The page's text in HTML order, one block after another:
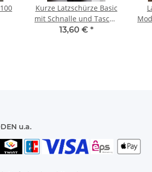
Kurze Latzschürze Basic
mit Schnalle und Tasche
Modell BLS6 75 x 60 cm
13,60 € *
u.a.